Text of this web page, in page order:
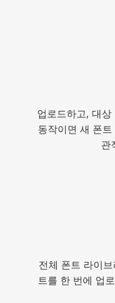
업로드하고, 대
동작이면 새 폰
관
전체 폰트 라이
트를 한 번에 업